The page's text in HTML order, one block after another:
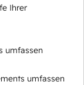
Ihrer
umfassen
umfassen